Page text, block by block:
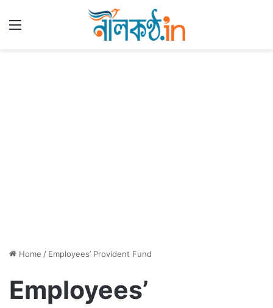
Home / Employees’ Provident Fund
Employees’